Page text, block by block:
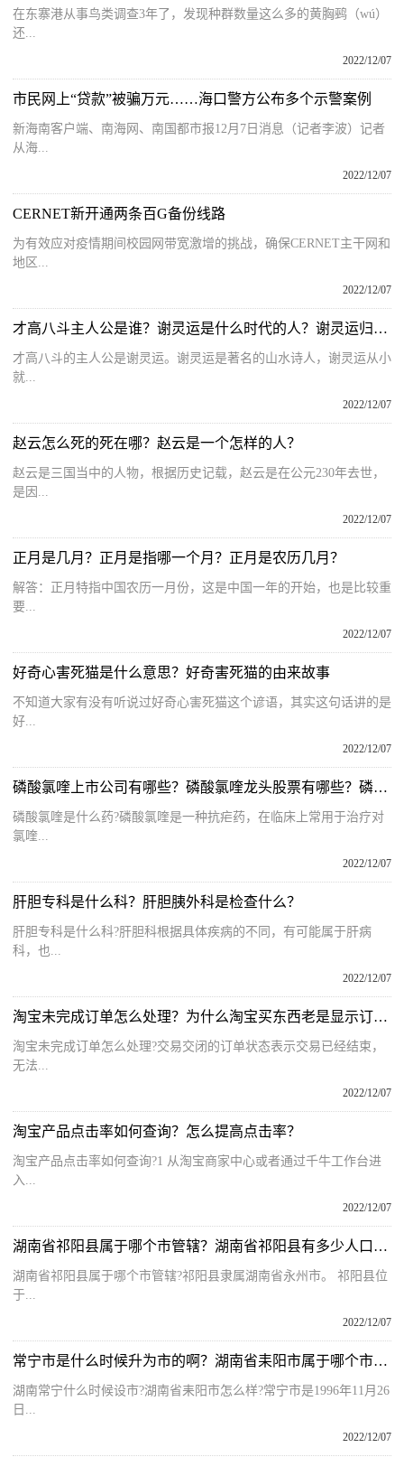
在东寨港从事鸟类调查3年了，发现种群数量这么多的黄胸鹀（wú）
还...
2022/12/07
市民网上“贷款”被骗万元……海口警方公布多个示警案例
新海南客户端、南海网、南国都市报12月7日消息（记者李波）记者
从海...
2022/12/07
CERNET新开通两条百G备份线路
为有效应对疫情期间校园网带宽激增的挑战，确保CERNET主干网和
地区...
2022/12/07
才高八斗主人公是谁？谢灵运是什么时代的人？谢灵运归隐的原因
才高八斗的主人公是谢灵运。谢灵运是著名的山水诗人，谢灵运从小
就...
2022/12/07
赵云怎么死的死在哪？赵云是一个怎样的人？
赵云是三国当中的人物，根据历史记载，赵云是在公元230年去世，
是因...
2022/12/07
正月是几月？正月是指哪一个月？正月是农历几月？
解答：正月特指中国农历一月份，这是中国一年的开始，也是比较重
要...
2022/12/07
好奇心害死猫是什么意思？好奇害死猫的由来故事
不知道大家有没有听说过好奇心害死猫这个谚语，其实这句话讲的是
好...
2022/12/07
磷酸氯喹上市公司有哪些？磷酸氯喹龙头股票有哪些？磷酸氯喹概念股票名单一览表
磷酸氯喹是什么药?磷酸氯喹是一种抗疟药，在临床上常用于治疗对
氯喹...
2022/12/07
肝胆专科是什么科？肝胆胰外科是检查什么？
肝胆专科是什么科?肝胆科根据具体疾病的不同，有可能属于肝病
科，也...
2022/12/07
淘宝未完成订单怎么处理？为什么淘宝买东西老是显示订单提交失败？
淘宝未完成订单怎么处理?交易交闭的订单状态表示交易已经结束，
无法...
2022/12/07
淘宝产品点击率如何查询？怎么提高点击率？
淘宝产品点击率如何查询?1 从淘宝商家中心或者通过千牛工作台进
入...
2022/12/07
湖南省祁阳县属于哪个市管辖？湖南省祁阳县有多少人口和面积呢？
湖南省祁阳县属于哪个市管辖?祁阳县隶属湖南省永州市。 祁阳县位
于...
2022/12/07
常宁市是什么时候升为市的啊？湖南省耒阳市属于哪个市管辖呢？
湖南常宁什么时候设市?湖南省耒阳市怎么样?常宁市是1996年11月26
日...
2022/12/07